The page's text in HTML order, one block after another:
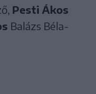
Pesti Ákos
Balázs Béla-